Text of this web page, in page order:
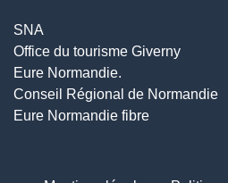
SNA
Office du tourisme Giverny
Eure Normandie.
Conseil Régional de Normandie
Eure Normandie fibre